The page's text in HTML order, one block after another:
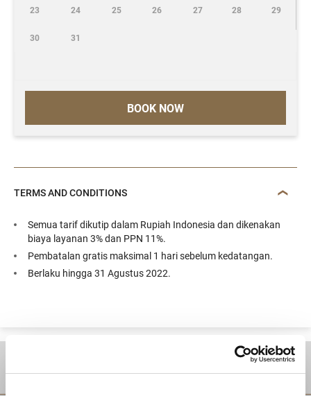
BOOK NOW
23 24 25 26 27 28 29
30 31
TERMS AND CONDITIONS
Semua tarif dikutip dalam Rupiah Indonesia dan dikenakan
biaya layanan 3% dan PPN 11%.
Pembatalan gratis maksimal 1 hari sebelum kedatangan.
Berlaku hingga 31 Agustus 2022.